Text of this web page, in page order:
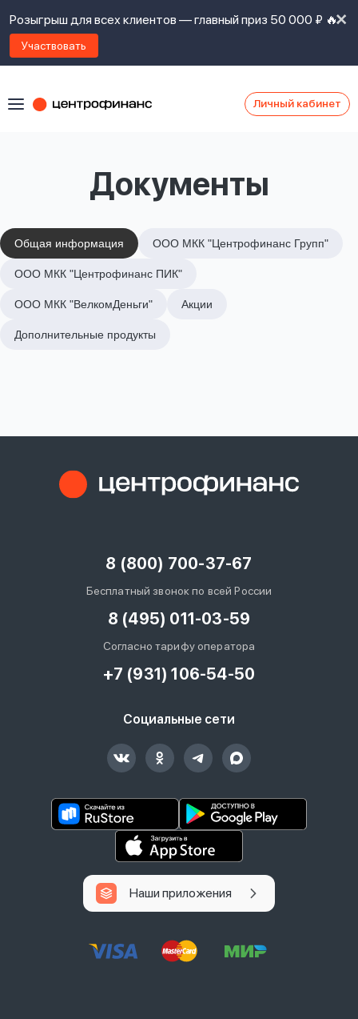
Розыгрыш для всех клиентов — главный приз 50 000 ₽ 🔥
Участвовать
Личный кабинет
Документы
Общая информация ООО МКК "Центрофинанс Групп"
ООО МКК "Центрофинанс ПИК"
ООО МКК "ВелкомДеньги" Акции
Дополнительные продукты
8 (800) 700-37-67
Бесплатный звонок по всей России
8 (495) 011-03-59
Согласно тарифу оператора
+7 (931) 106-54-50
Социальные сети
Наши приложения
Войти под другим номером
ознакомлен
предоставления
займов,
политикой
сайта,
согласие
обработку